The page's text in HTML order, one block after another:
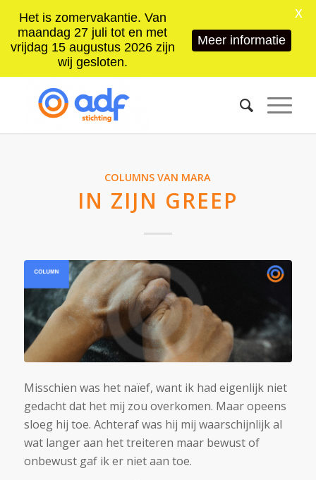
COLUMNS VAN MARA
IN ZIJN GREEP
Misschien was het naïef, want ik had eigenlijk niet
gedacht dat het mij zou overkomen. Maar opeens
sloeg hij toe. Achteraf was hij mij waarschijnlijk al
wat langer aan het treiteren maar bewust of
onbewust gaf ik er niet aan toe.
Het is zomervakantie. Van
maandag 27 juli tot en met
vrijdag 15 augustus 2026 zijn
wij gesloten.
Meer informatie
X